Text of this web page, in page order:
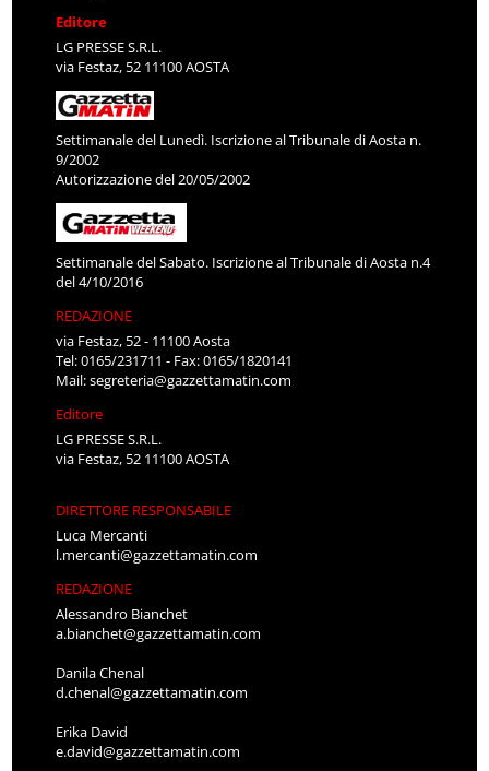
Editore
LG PRESSE S.R.L.
via Festaz, 52 11100 AOSTA
Settimanale del Lunedì. Iscrizione al Tribunale di Aosta n.
9/2002
Autorizzazione del 20/05/2002
Settimanale del Sabato. Iscrizione al Tribunale di Aosta n.4
del 4/10/2016
REDAZIONE
via Festaz, 52 - 11100 Aosta
Tel: 0165/231711 - Fax: 0165/1820141
Mail:segreteria@gazzettamatin.com
Editore
LG PRESSE S.R.L.
via Festaz, 52 11100 AOSTA
DIRETTORE RESPONSABILE
Luca Mercanti
l.mercanti@gazzettamatin.com
REDAZIONE
Alessandro Bianchet
a.bianchet@gazzettamatin.com
Danila Chenal
d.chenal@gazzettamatin.com
Erika David
e.david@gazzettamatin.com